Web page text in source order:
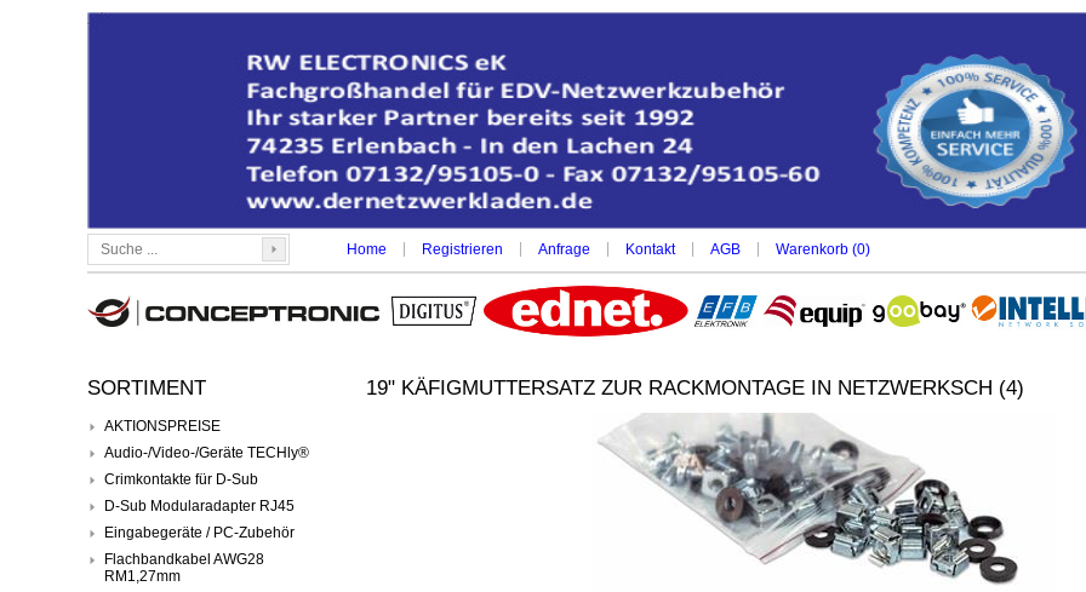
Home Registrieren Anfrage Kontakt AGB Warenkorb (0)
SORTIMENT
AKTIONSPREISE
Audio-/Video-/Geräte TECHly®
Crimkontakte für D-Sub
D-Sub Modularadapter RJ45
Eingabegeräte / PC-Zubehör
Flachbandkabel AWG28
RM1,27mm
19" KÄFIGMUTTERSATZ ZUR RACKMONTAGE IN NETZWERKSCH (4)